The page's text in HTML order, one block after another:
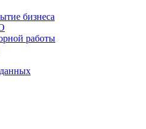
бизнеса
работы